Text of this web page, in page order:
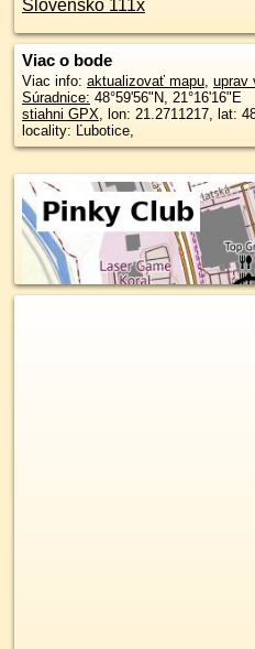
Slovensko 111x
Viac o bode
Viac info: aktualizovať mapu, uprav
Súradnice: 48°59'56"N, 21°16'16"E
stiahni GPX, lon: 21.2711217, lat:
locality: Ľubotice,